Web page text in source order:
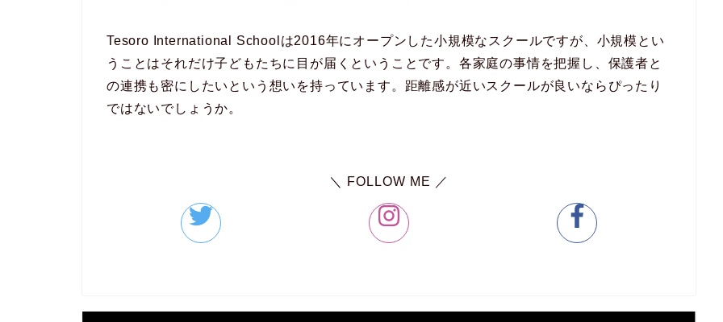
Tesoro International Schoolは2016年にオープンした小規模なスクールですが、小規模とい
うことはそれだけ子どもたちに目が届くということです。各家庭の事情を把握し、保護者と
の連携も密にしたいという想いを持っています。距離感が近いスクールが良いならぴったり
ではないでしょうか。
＼ FOLLOW ME ／